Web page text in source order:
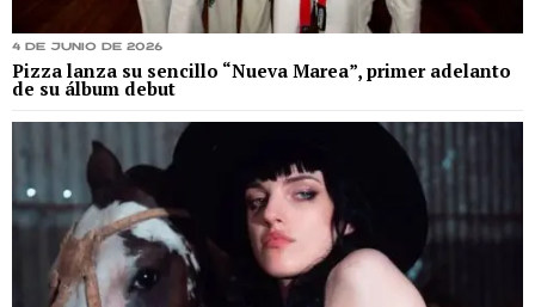
4 de junio de 2026
Pizza lanza su sencillo “Nueva Marea”, primer adelanto
de su álbum debut